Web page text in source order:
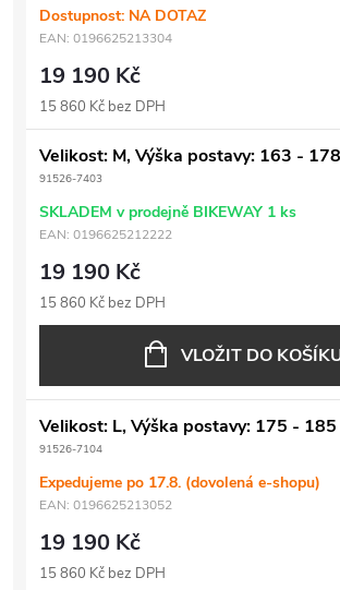
Dostupnost: NA DOTAZ
EAN: 0196625213304
19 190 Kč
15 860 Kč bez DPH
Velikost: M, Výška postavy: 163 -
91526-7403
SKLADEM v prodejně BIKEWAY 1 ks
EAN: 0196625212222
19 190 Kč
15 860 Kč bez DPH
VLOŽIT DO
Velikost: L, Výška postavy: 175 - 185
91526-7104
Expedujeme po 17.8. (dovolená e-shopu)
EAN: 0196625213052
19 190 Kč
15 860 Kč bez DPH